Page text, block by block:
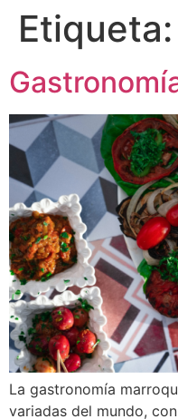
Etiqueta:
La gastronomía
variadas del mundo,